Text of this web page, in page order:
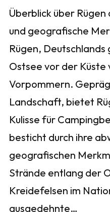
Überblick über
und geografische
Rügen,
Ostsee vor der
Vorpommern.
Landschaft, bietet
Kulisse für
besticht durch ihre
geografischen
Strände entlang der
Kreidefelsen im
ausgedehnte…